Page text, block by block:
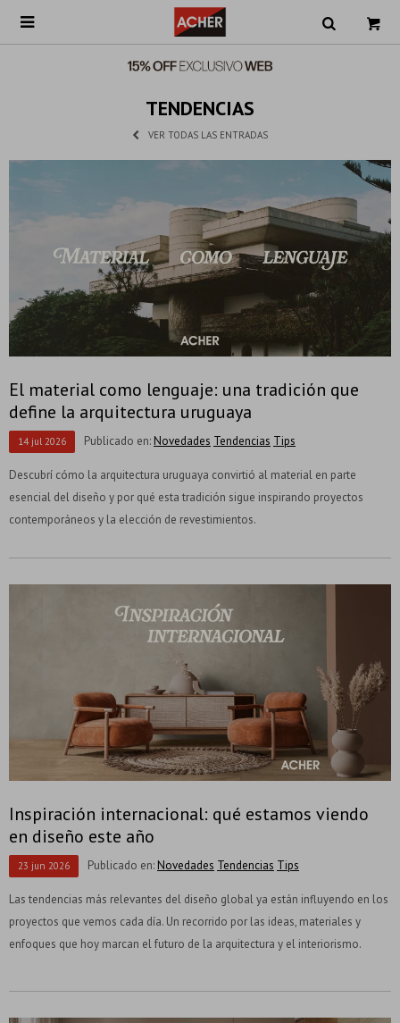

TENDENCIAS
VER TODAS LAS ENTRADAS
El material como lenguaje: una tradición que
define la arquitectura uruguaya
14 jul 2026 Publicado en: Novedades Tendencias Tips
Descubrí cómo la arquitectura uruguaya convirtió al material en parte
esencial del diseño y por qué esta tradición sigue inspirando proyectos
contemporáneos y la elección de revestimientos.
Inspiración internacional: qué estamos viendo
en diseño este año
23 jun 2026 Publicado en: Novedades Tendencias Tips
Las tendencias más relevantes del diseño global ya están influyendo en los
proyectos que vemos cada día. Un recorrido por las ideas, materiales y
enfoques que hoy marcan el futuro de la arquitectura y el interiorismo.